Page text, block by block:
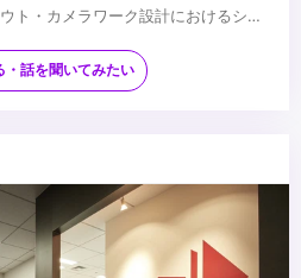
ト・カメラワーク設計におけるシニ
入型コンテンツでの実務経験
等を用いたプロシージャルワークフ
アルタイムエンジン使用経験
・自動化の経験
・話を聞いてみたい